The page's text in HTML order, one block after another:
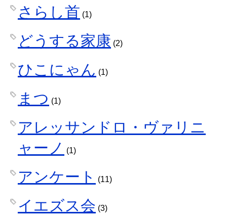
さらし首 (1)
どうする家康 (2)
ひこにゃん (1)
まつ (1)
アレッサンドロ・ヴァリニ
ャーノ
(1)
アンケート (11)
イエズス会 (3)